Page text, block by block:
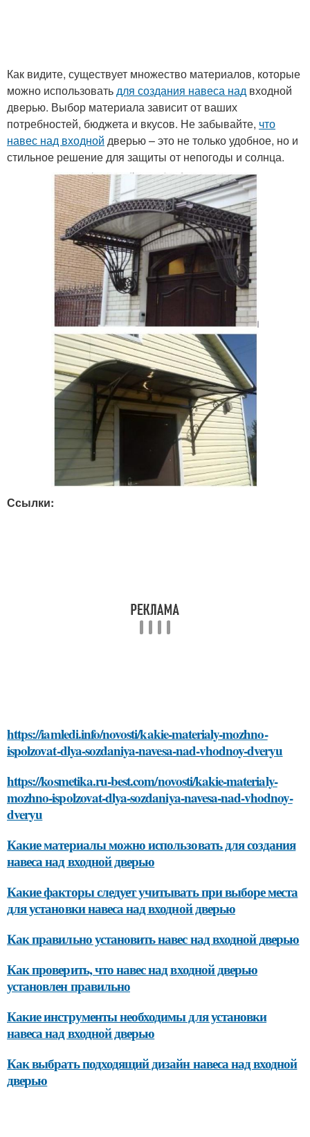
Как видите, существует множество материалов, которые
можно использоватьдля создания навеса над входной
дверью. Выбор материала зависит от ваших
потребностей, бюджета и вкусов. Не забывайте, что
навес над входной дверью – это не только удобное, но и
стильное решение для защиты от непогоды и солнца.
Ссылки:
https://iamledi.info/novosti/kakie-materialy-mozhno-
ispolzovat-dlya-sozdaniya-navesa-nad-vhodnoy-dveryu
https://kosmetika.ru-best.com/novosti/kakie-materialy-
mozhno-ispolzovat-dlya-sozdaniya-navesa-nad-vhodnoy-
dveryu
Какие материалы можно использовать для создания
навеса над входной дверью
Какие факторы следует учитывать при выборе места
для установки навеса над входной дверью
Как правильно установить навес над входной дверью
Как проверить, что навес над входной дверью
установлен правильно
Какие инструменты необходимы для установки
навеса над входной дверью
Как выбрать подходящий дизайн навеса над входной
дверью